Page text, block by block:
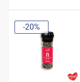
-20%